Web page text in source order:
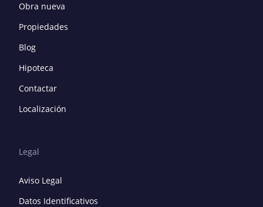
Obra nueva
Propiedades
Blog
Hipoteca
Contactar
Localización
Legal
Aviso Legal
Datos Identificativos